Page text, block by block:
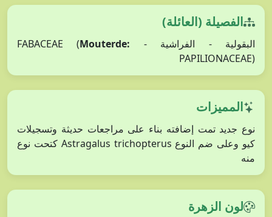
الفصيلة (العائلة)
البقولية - الفراشية - FABACEAE ( Mouterde:
PAPILIONACEAE)
المميزات
نوع جديد تمت إضافته بناء على مراجعات حديثة وتسجيلات
كيو وعلى ضم النوع Astragalus trichopterus كتحت نوع
منه
لون الزهرة